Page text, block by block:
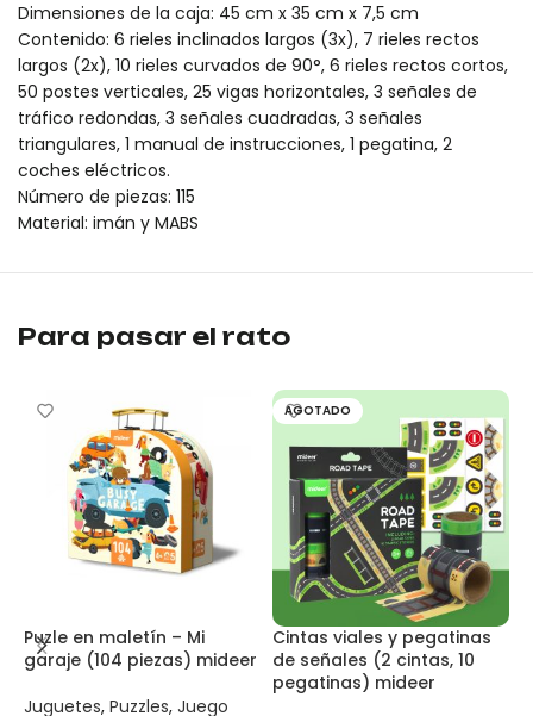
Dimensiones de la caja: 45 cm x 35 cm x 7,5 cm
Contenido: 6 rieles inclinados largos (3x), 7 rieles rectos
largos (2x), 10 rieles curvados de 90°, 6 rieles rectos cortos,
50 postes verticales, 25 vigas horizontales, 3 señales de
tráfico redondas, 3 señales cuadradas, 3 señales
triangulares, 1 manual de instrucciones, 1 pegatina, 2
coches eléctricos.
Número de piezas: 115
Material: imán y MABS
Bloques magnéticos con coches - Pista de carreras (115
Bloques magnéticos con coches - Pista de carreras (115
Para pasar el rato
Puzle en maletín – Mi
garaje (104 piezas) mideer
Juguetes, Puzzles, Juego
AGOTADO
Cintas viales y pegatinas
de señales (2 cintas, 10
pegatinas) mideer